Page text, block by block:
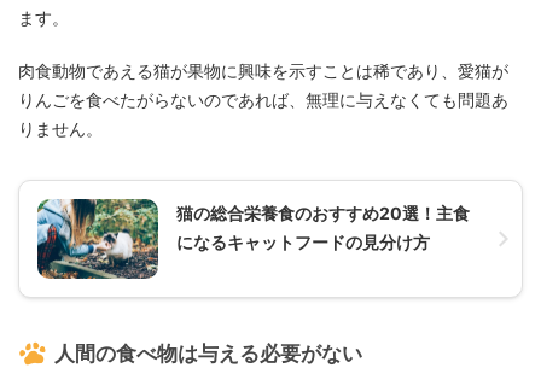
ます。
肉食動物であえる猫が果物に興味を示すことは稀であり、愛猫が
りんごを食べたがらないのであれば、無理に与えなくても問題あ
りません。
猫の総合栄養食のおすすめ20選！主食
になるキャットフードの見分け方
人間の食べ物は与える必要がない